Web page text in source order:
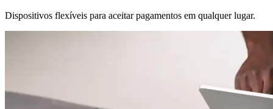
Dispositivos flexíveis para aceitar pagamentos em qualquer lugar.